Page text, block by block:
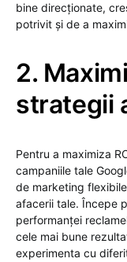
bine direcționate,
potrivit și de a
2.
strategii
Pentru a maximiza
campaniile tale
de marketing
afacerii tale. Începe
performanței
cele mai bune
experimenta cu